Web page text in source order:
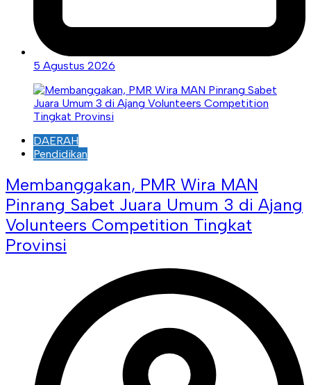
5 Agustus 2026
DAERAH
Pendidikan
Membanggakan, PMR Wira MAN
Pinrang Sabet Juara Umum 3 di Ajang
Volunteers Competition Tingkat
Provinsi